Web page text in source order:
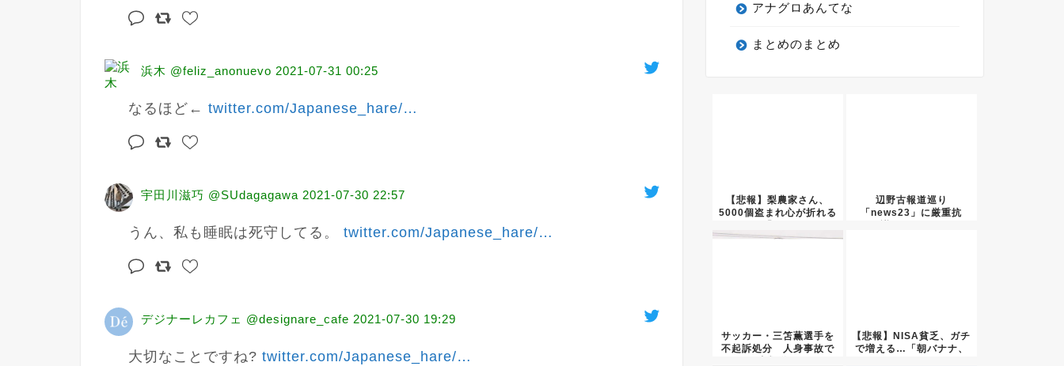
浜木 @feliz_anonuevo 2021-07-31 00:25
なるほど← twitter.com/Japanese_hare/…
宇田川滋巧 @SUdagagawa 2021-07-30 22:57
うん、私も睡眠は死守してる。 twitter.com/Japanese_hare/…
デジナーレカフェ @designare_cafe 2021-07-30 19:29
大切なことですね? twitter.com/Japanese_hare/…
アナグロあんてな
まとめのまとめ
【悲報】梨農家さん、
5000個盗まれ心が折れる
辺野古報道巡り
「news23」に厳重抗
サッカー・三笘薫選手を
不起訴処分 人身事故で
【悲報】NISA貧乏、ガチ
で増える…「朝バナナ、